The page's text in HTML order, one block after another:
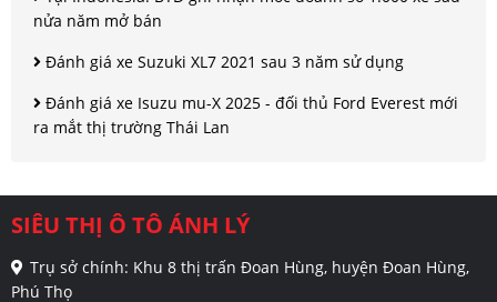
nửa năm mở bán
Đánh giá xe Suzuki XL7 2021 sau 3 năm sử dụng
Đánh giá xe Isuzu mu-X 2025 - đối thủ Ford Everest mới
ra mắt thị trường Thái Lan
SIÊU THỊ Ô TÔ ÁNH LÝ
Trụ sở chính: Khu 8 thị trấn Đoan Hùng, huyện Đoan Hùng,
Phú Thọ